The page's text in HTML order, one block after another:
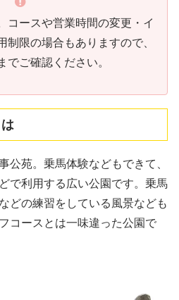
コースや営業時間の変更・イ
制限の場合もありますので、
でご確認ください。
公苑。乗馬体験などもできて、
で利用する広い公園です。乗馬
どの練習をしている風景なども
コースとは一味違った公園で